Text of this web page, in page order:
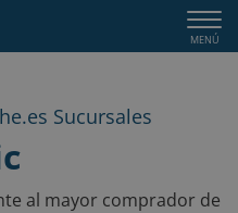
MENÚ
Sucursales
al mayor comprador de